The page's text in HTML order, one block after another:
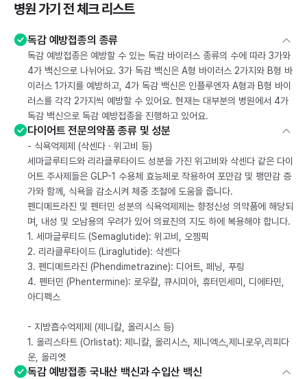
병원 가기 전 체크 리스트
독감 예방접종의 종류
독감 예방접종은 예방할 수 있는 독감 바이러스 종류의 수에 따라 3가와
4가 백신으로 나뉘어요. 3가 독감 백신은 A형 바이러스 2가지와 B형 바
이러스 1가지를 예방하고, 4가 독감 백신은 인플루엔자 A형과 B형 바이
러스를 각각 2가지씩 예방할 수 있어요. 현재는 대부분의 병원에서 4가
독감 백신으로 독감 예방접종을 진행하고 있어요.
다이어트 전문의약품 종류 및 성분
- 식욕억제제 (삭센다 · 위고비 등)
세마글루티드와 리라클루타이드 성분을 가진 위고비와 삭센다 같은 다이
어트 주사제들은 GLP-1 수용체 효능제로 작용하여 포만감 및 팽만감 증
가와 함께, 식욕을 감소시켜 체중 조절에 도움을 줍니다.
펜디메트라진 및 펜터민 성분의 식욕억제제는 향정신성 의약품에 해당되
며, 내성 및 오남용의 우려가 있어 의료진의 지도 하에 복용해야 합니다.
1. 세마글루티드 (Semaglutide): 위고비, 오젬픽
2. 리라클루타이드 (Liraglutide): 삭센다
3. 펜디메트라진 (Phendimetrazine): 디어트, 페닝, 푸링
4. 펜터민 (Phentermine): 로우칼, 큐시미아, 휴터민세미, 디에타민,
아디펙스
- 지방흡수억제제 (제니칼, 올리시스 등)
1. 올리스타트 (Orlistat): 제니칼, 올리시스, 제니엑스,제니로우,리피다
운, 올리엣
독감 예방접종 국내산 백신과 수입산 백신